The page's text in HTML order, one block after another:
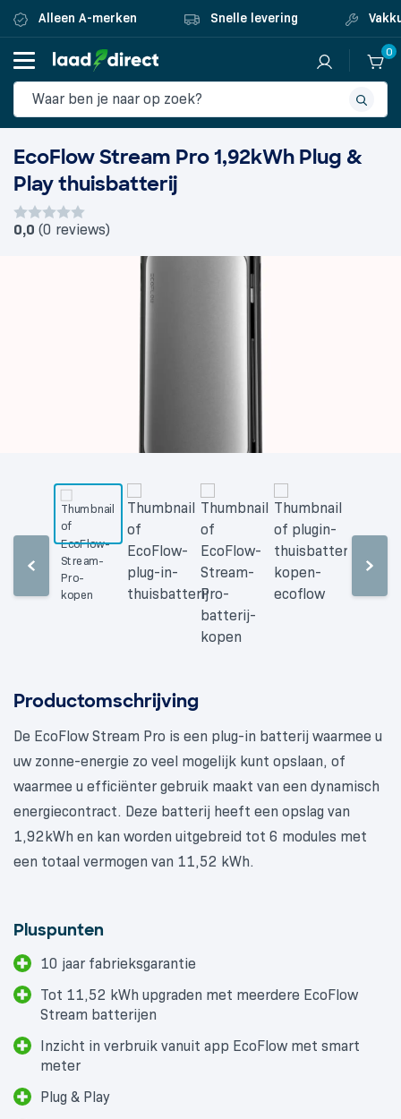
Alleen A-merken Snelle levering
0
EcoFlow Stream Pro 1,92kWh Plug &
Play thuisbatterij
0,0 (0 reviews)
Productomschrijving
De EcoFlow Stream Pro is een plug-in batterij waarmee u
uw zonne-energie zo veel mogelijk kunt opslaan, of
waarmee u efficiënter gebruik maakt van een dynamisch
energiecontract. Deze batterij heeft een opslag van
1,92kWh en kan worden uitgebreid tot 6 modules met
een totaal vermogen van 11,52 kWh.
Pluspunten
10 jaar fabrieksgarantie
Tot 11,52 kWh upgraden met meerdere EcoFlow
Stream batterijen
Inzicht in verbruik vanuit app EcoFlow met smart
meter
Plug & Play